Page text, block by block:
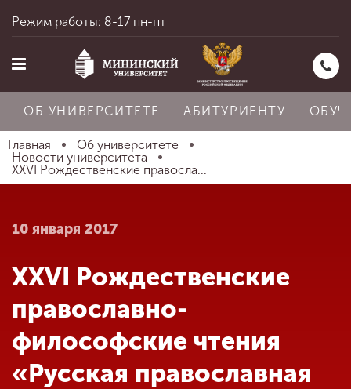
Главная
Абитуриенту
Обучение
Режим работы: 8-17 пн-пт
ОБ УНИВЕРСИТЕТЕ АБИТУРИЕНТУ
Главная
Об университете
Новости университета
XXVI Рождественские правосла...
10 января 2017
XXVI Рождественские
православно-
философские чтения
«Русская православная